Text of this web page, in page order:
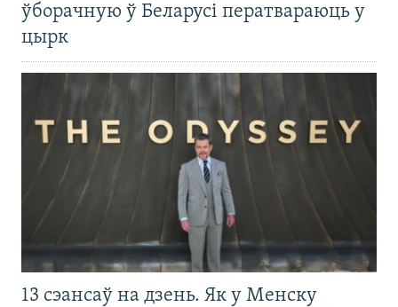
ўборачную ў Беларусі ператвараюць у
цырк
13 сэансаў на дзень. Як у Менску